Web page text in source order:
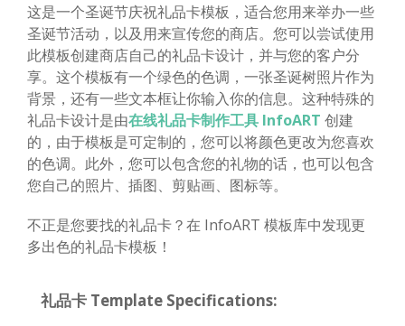
这是一个圣诞节庆祝礼品卡模板，适合您用来举办一些
圣诞节活动，以及用来宣传您的商店。您可以尝试使用
此模板创建商店自己的礼品卡设计，并与您的客户分
享。这个模板有一个绿色的色调，一张圣诞树照片作为
背景，还有一些文本框让你输入你的信息。这种特殊的
礼品卡设计是由在线礼品卡制作工具 InfoART 创建
的，由于模板是可定制的，您可以将颜色更改为您喜欢
的色调。此外，您可以包含您的礼物的话，也可以包含
您自己的照片、插图、剪贴画、图标等。
不正是您要找的礼品卡？在 InfoART 模板库中发现更
多出色的礼品卡模板！
礼品卡 Template Specifications: